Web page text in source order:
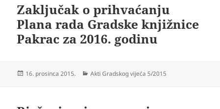
Zaključak o prihvaćanju
Plana rada Gradske knjižnice
Pakrac za 2016. godinu
Objavljeno
16. prosinca 2015. Kategorije
Akti Gradskog vijeća 5/2015